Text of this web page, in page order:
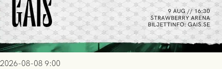
2026-08-08 9:00